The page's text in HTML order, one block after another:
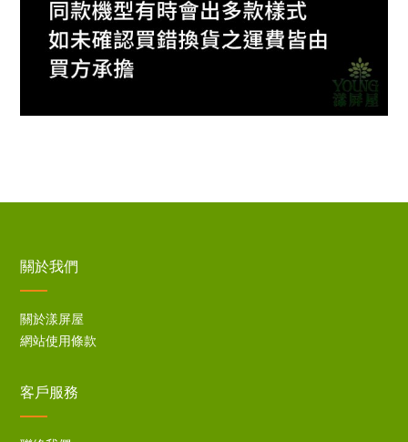
關於我們
關於漾屏屋
網站使用條款
客戶服務